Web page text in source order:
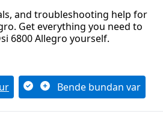
and troubleshooting help for
Get everything you need to
6800 Allegro yourself.
Bende bundan var